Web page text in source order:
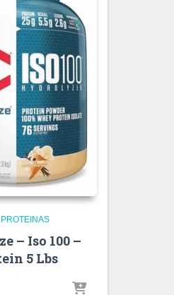
PROTEINAS
– Iso 100 –
5 Lbs